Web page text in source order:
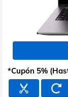
*Cupón 5%